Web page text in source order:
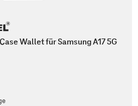
Wallet für Samsung A17 5G